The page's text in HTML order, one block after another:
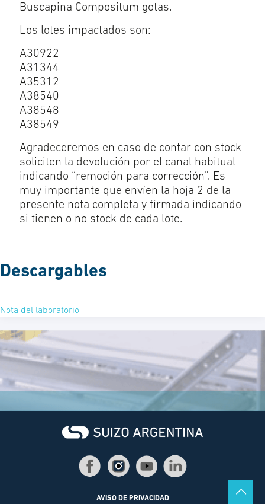
Buscapina Compositum gotas.
Los lotes impactados son:
A30922
A31344
A35312
A38540
A38548
A38549
Agradeceremos en caso de contar con stock
soliciten la devolución por el canal habitual
indicando “remoción para corrección”. Es
muy importante que envíen la hoja 2 de la
presente nota completa y firmada indicando
si tienen o no stock de cada lote.
Descargables
Nota del laboratorio
AVISO DE PRIVACIDAD